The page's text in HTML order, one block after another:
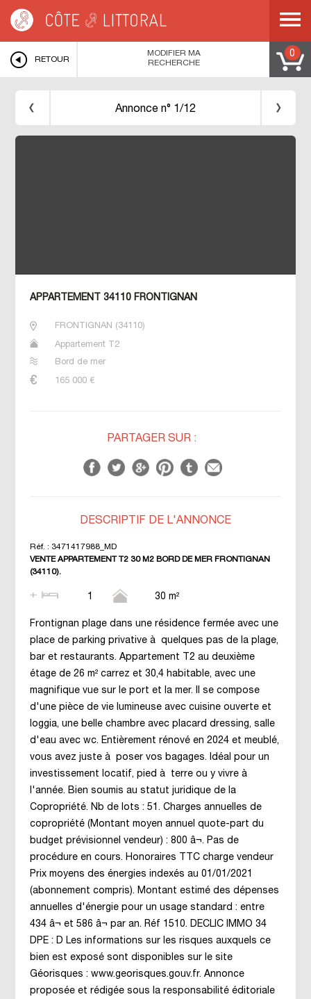
ROUSSILLON> HERAULT FRONTIGNAN
APPARTEMENT T2 30 M2 BORD
DE MER FRONTIGNAN
RETOUR
0
MODIFIER MA
RECHERCHE
Annonce n° 1/12
APPARTEMENT 34110 FRONTIGNAN
FRONTIGNAN (34110)
Appartement T2
Bord de mer
165 000€
PARTAGER SUR :
DESCRIPTIF DE L'ANNONCE
Réf. : 3471417988_MD
VENTE APPARTEMENT T2 30 M2 BORD DE MER FRONTIGNAN
(34110).
1 30 m²
Frontignan plage dans une résidence fermée avec une
place de parking privative à quelques pas de la plage,
bar et restaurants. Appartement T2 au deuxième
étage de 26 m² carrez et 30,4 habitable, avec une
magnifique vue sur le port et la mer. Il se compose
d'une pièce de vie lumineuse avec cuisine ouverte et
loggia, une belle chambre avec placard dressing, salle
d'eau avec wc. Entièrement rénové en 2024 et meublé,
vous avez juste à poser vos bagages. Idéal pour un
investissement locatif, pied à terre ou y vivre à
l'année. Bien soumis au statut juridique de la
Copropriété. Nb de lots : 51. Charges annuelles de
copropriété (Montant moyen annuel quote-part du
budget prévisionnel vendeur) : 800 â¬. Pas de
procédure en cours. Honoraires TTC charge vendeur
Prix moyens des énergies indexés au 01/01/2021
(abonnement compris). Montant estimé des dépenses
annuelles d'énergie pour un usage standard : entre
434 â¬ et 586 â¬ par an. Réf 1510. DECLIC IMMO 34
DPE : D Les informations sur les risques auxquels ce
bien est exposé sont disponibles sur le site
Géorisques : www.georisques.gouv.fr. Annonce
proposée et rédigée sous la responsabilité éditoriale